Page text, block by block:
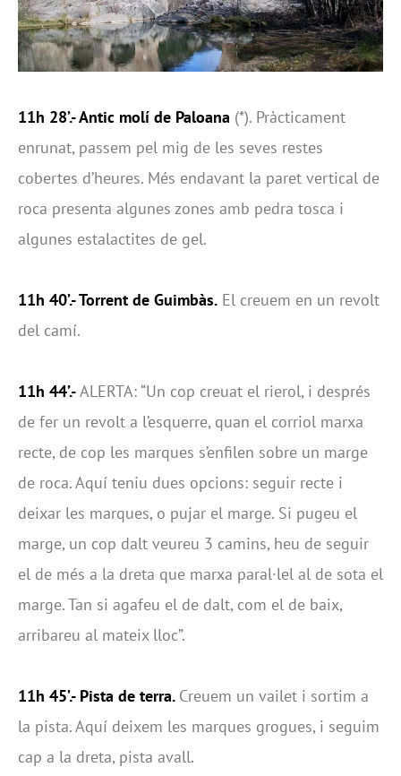
11h 28’.- Antic molí de Paloana (*). Pràcticament
enrunat, passem pel mig de les seves restes
cobertes d’heures. Més endavant la paret vertical de
roca presenta algunes zones amb pedra tosca i
algunes estalactites de gel.
11h 40’.- Torrent de Guimbàs. El creuem en un revolt
del camí.
11h 44’.-ALERTA: “Un cop creuat el rierol, i després
de fer un revolt a l’esquerre, quan el corriol marxa
recte, de cop les marques s’enfilen sobre un marge
de roca. Aquí teniu dues opcions: seguir recte i
deixar les marques, o pujar el marge. Si pugeu el
marge, un cop dalt veureu 3 camins, heu de seguir
el de més a la dreta que marxa paral·lel al de sota el
marge. Tan si agafeu el de dalt, com el de baix,
arribareu al mateix lloc”.
11h 45’.- Pista de terra. Creuem un vailet i sortim a
la pista. Aquí deixem les marques grogues, i seguim
cap a la dreta, pista avall.